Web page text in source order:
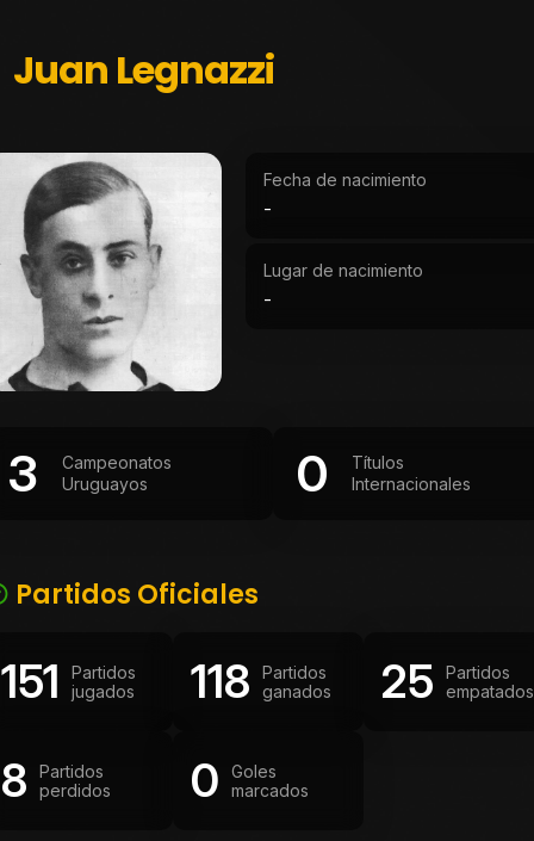
Juan Legnazzi
Fecha de nacimiento
-
Lugar de nacimiento
-
3
Campeonatos
Uruguayos
0
Títulos
Internacionales
Partidos Oficiales
151
Partidos
jugados
118
Partidos
ganados
25
Partidos
empatados
8
Partidos
perdidos
0
Goles
marcados